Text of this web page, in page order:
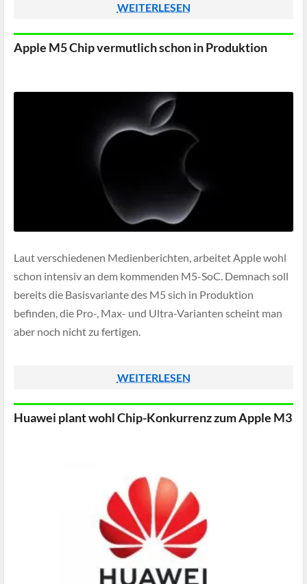
WEITERLESEN
Apple M5 Chip vermutlich schon in Produktion
Laut verschiedenen Medienberichten, arbeitet Apple wohl
schon intensiv an dem kommenden M5-SoC. Demnach soll
bereits die Basisvariante des M5 sich in Produktion
befinden, die Pro-, Max- und Ultra-Varianten scheint man
aber noch nicht zu fertigen.
WEITERLESEN
Huawei plant wohl Chip-Konkurrenz zum Apple M3